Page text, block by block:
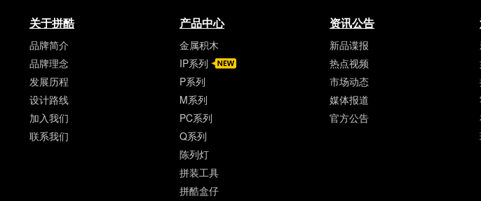
关于拼酷
品牌简介
品牌理念
发展历程
设计路线
加入我们
联系我们
产品中心
金属积木
IP系列
P系列
M系列
PC系列
Q系列
陈列灯
拼装工具
拼酷盒仔
资讯公告
新品谍报
热点视频
市场动态
媒体报道
官方公告